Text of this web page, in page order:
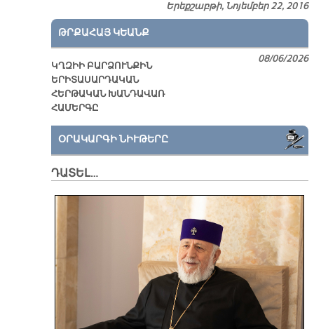
Երեքշաբթի, Նոյեմբեր 22, 2016
ԹՐՔԱՀԱՅ ԿԵԱՆՔ
ԿՂԶԻԻ ԲԱՐՁՈՒՆՔԻՆ
ԵՐԻՏԱՍԱՐԴԱԿԱՆ
ՀԵՐԹԱԿԱՆ ԽԱՆԴԱՎԱՌ
ՀԱՄԵՐԳԸ
08/06/2026
ՕՐԱԿԱՐԳԻ ՆԻՒԹԵՐԸ
ԴԱՏԵԼ…